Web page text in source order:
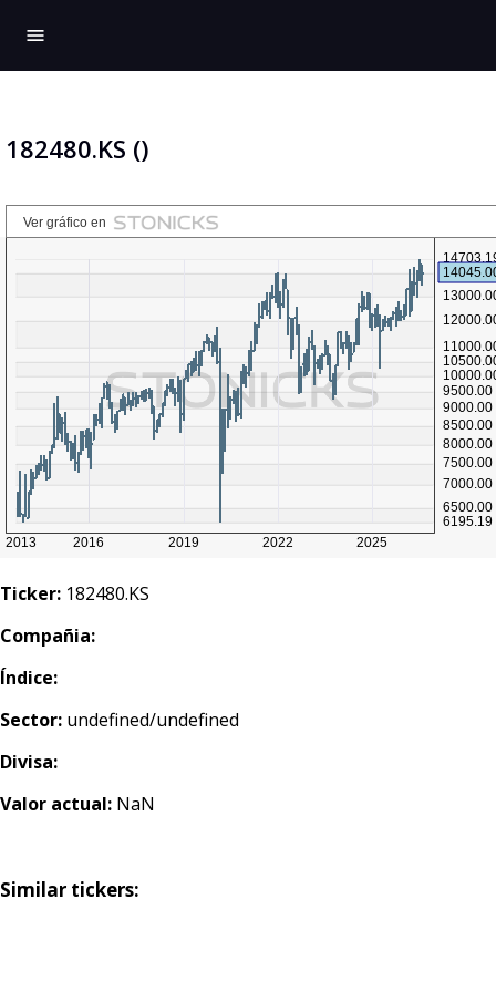
menu
182480.KS ()
Ticker: 182480.KS
Compañia:
Índice:
Sector: undefined/undefined
Divisa:
Valor actual: NaN
Similar tickers: